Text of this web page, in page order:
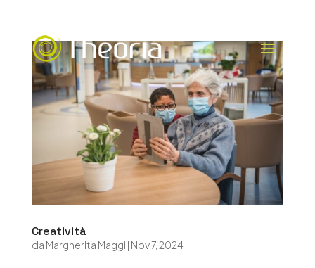
Creatività
da Margherita Maggi | Nov 7, 2024